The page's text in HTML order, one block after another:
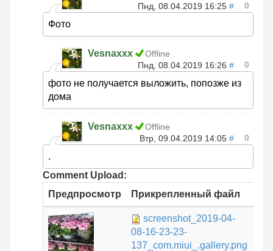
Пнд, 08.04.2019 16:25 # 0
Фото
Vesnaxxx
Offline
Пнд, 08.04.2019 16:26 # 0
фото не получается выложить, попозже из
дома
Vesnaxxx
Offline
Втр, 09.04.2019 14:05 # 0
.
Comment Upload:
Предпросмотр
Прикрепленный файл
screenshot_2019-04-
08-16-23-23-
137_com.miui_.gallery.png